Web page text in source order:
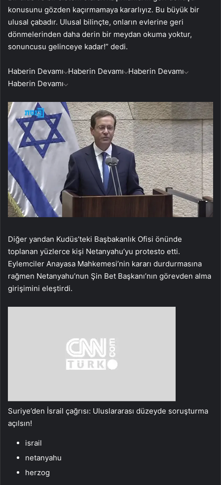
konusunu gözden kaçırmamaya kararlıyız. Bu büyük bir
ulusal çabadır. Ulusal bilinçte, onların evlerine geri
dönmelerinden daha derin bir meydan okuma yoktur,
sonuncusu gelinceye kadar!” dedi.
Haberin Devamı Haberin Devamı Haberin Devamı
Haberin Devamı
Diğer yandan Kudüs’teki Başbakanlık Ofisi önünde
toplanan yüzlerce kişi Netanyahu’yu protesto etti.
Eylemciler Anayasa Mahkemesi’nin kararı durdurmasına
rağmen Netanyahu’nun Şin Bet Başkanı’nın görevden alma
girişimini eleştirdi.
Suriye’den İsrail çağrısı: Uluslararası düzeyde soruşturma
açılsın!
israil
netanyahu
herzog